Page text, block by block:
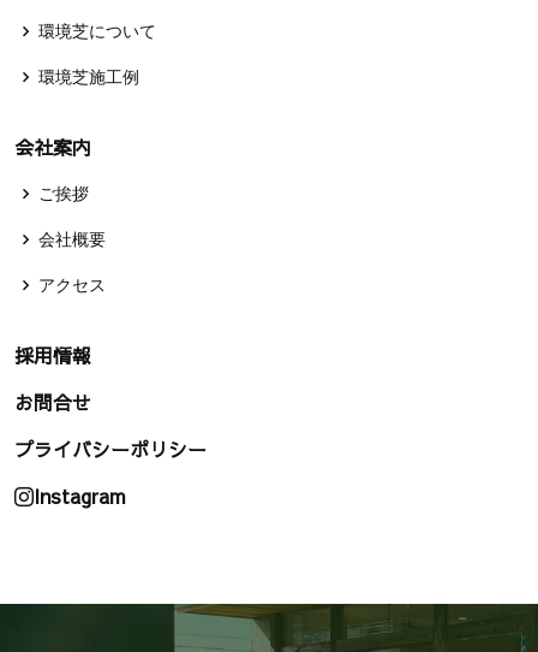
環境芝について
環境芝施工例
会社案内
ご挨拶
会社概要
アクセス
採用情報
お問合せ
プライバシーポリシー
Instagram